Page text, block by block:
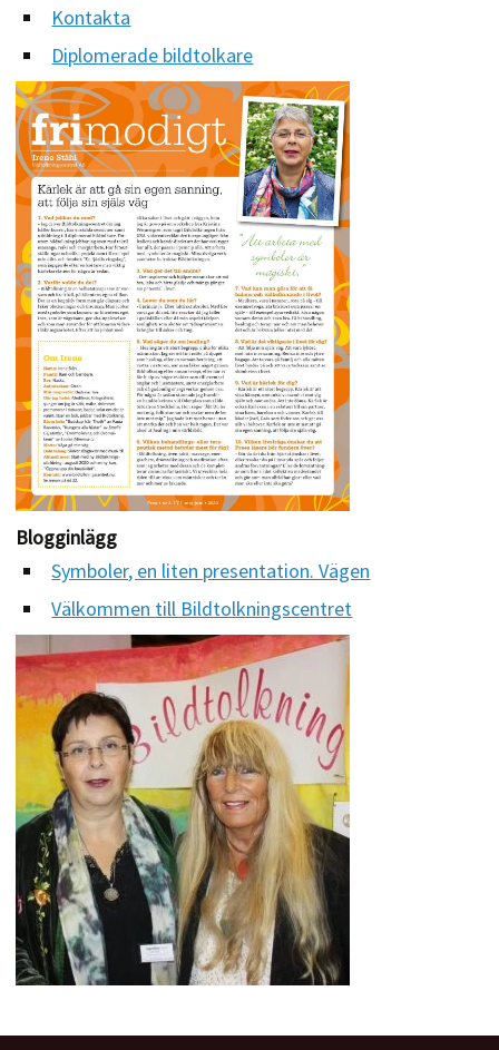
Kontakta
Diplomerade bildtolkare
Blogginlägg
Symboler, en liten presentation. Vägen
Välkommen till Bildtolkningscentret